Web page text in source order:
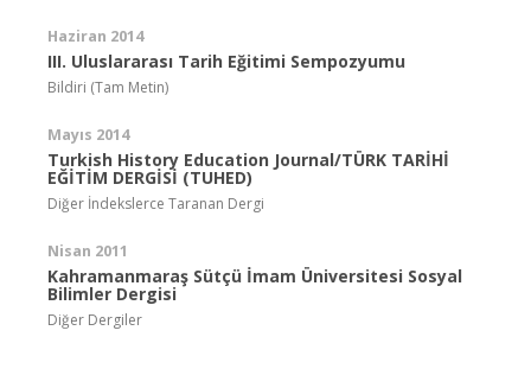
Haziran 2014
III. Uluslararası Tarih Eğitimi Sempozyumu
Bildiri (Tam Metin)
Mayıs 2014
Turkish History Education Journal/TÜRK TARİHİ
EĞİTİM DERGİSİ (TUHED)
Diğer İndekslerce Taranan Dergi
Nisan 2011
Kahramanmaraş Sütçü İmam Üniversitesi Sosyal
Bilimler Dergisi
Diğer Dergiler